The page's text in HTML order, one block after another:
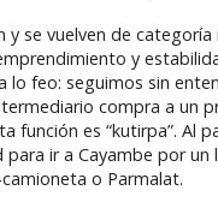
y se vuelven de
y
lo feo: seguimos sin
compra a un
función es “kutirpa”. Al
ir a Cayambe por
o Parmalat.